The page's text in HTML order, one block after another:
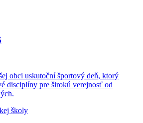
obci uskutoční športový deň, ktorý
disciplíny pre širokú verejnosť od